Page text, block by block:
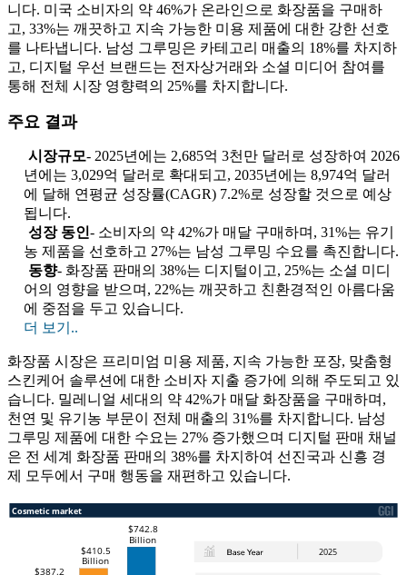
니다. 미국 소비자의 약 46%가 온라인으로 화장품을 구매하
고, 33%는 깨끗하고 지속 가능한 미용 제품에 대한 강한 선호
를 나타냅니다. 남성 그루밍은 카테고리 매출의 18%를 차지하
고, 디지털 우선 브랜드는 전자상거래와 소셜 미디어 참여를
통해 전체 시장 영향력의 25%를 차지합니다.
주요 결과
시장규모- 2025년에는 2,685억 3천만 달러로 성장하여 2026
년에는 3,029억 달러로 확대되고, 2035년에는 8,974억 달러
에 달해 연평균 성장률(CAGR) 7.2%로 성장할 것으로 예상
됩니다.
성장 동인- 소비자의 약 42%가 매달 구매하며, 31%는 유기
농 제품을 선호하고 27%는 남성 그루밍 수요를 촉진합니다.
동향- 화장품 판매의 38%는 디지털이고, 25%는 소셜 미디
어의 영향을 받으며, 22%는 깨끗하고 친환경적인 아름다움
에 중점을 두고 있습니다.
더 보기..
화장품 시장은 프리미엄 미용 제품, 지속 가능한 포장, 맞춤형
스킨케어 솔루션에 대한 소비자 지출 증가에 의해 주도되고 있
습니다. 밀레니얼 세대의 약 42%가 매달 화장품을 구매하며,
천연 및 유기농 부문이 전체 매출의 31%를 차지합니다. 남성
그루밍 제품에 대한 수요는 27% 증가했으며 디지털 판매 채널
은 전 세계 화장품 판매의 38%를 차지하여 선진국과 신흥 경
제 모두에서 구매 행동을 재편하고 있습니다.